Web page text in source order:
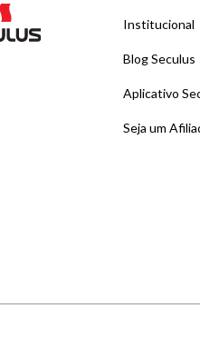
Institucional
Blog Seculus
Aplicativo
Seja um